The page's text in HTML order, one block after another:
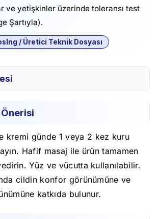
ve yetişkinler üzerinde toleransı test
Şartıyla).
/ Üretici Teknik Dosyası
Önerisi
kremi günde 1 veya 2 kez kuru
Hafif masaj ile ürün tamamen
Yüz ve vücutta kullanılabilir.
cildin konfor görünümüne ve
katkıda bulunur.